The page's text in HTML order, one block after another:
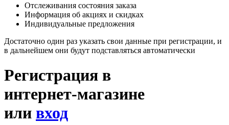
Отслеживания состояния заказа
Информация об акциях и скидках
Индивидуальные предложения
Достаточно один раз указать свои данные при регистрации, и
в дальнейшем они будут подставляться автоматически
Регистрация в
интернет-магазине
или вход